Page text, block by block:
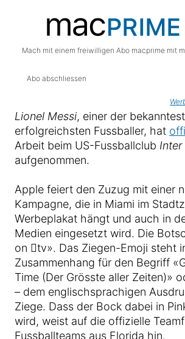
Mach mit einem freiwilligen Abo macprime mit
Abo abschliessen
Lionel Messi, einer der
erfolgreichsten Fussballer, hat
Arbeit beim US-Fussballclub Inter
aufgenommen.
Apple feiert den Zuzug mit einer
Kampagne, die in Miami im
Werbeplakat hängt und auch in
Medien eingesetzt wird. Die
on tv». Das Ziegen-Emoji steht
Zusammenhang für den Begriff
Time (Der Grösste aller Zeiten)»
– dem englischsprachigen
Ziege. Dass der Bock dabei in
wird, weist auf die offizielle
Fussballteams aus Florida hin.